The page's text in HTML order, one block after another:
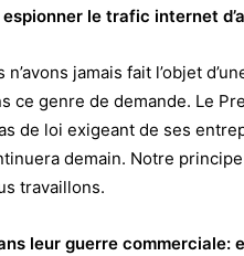
le trafic internet
jamais fait l’objet
ce genre de demande. Le
de loi exigeant de ses
demain. Notre principe
travaillons.
leur guerre commerciale: